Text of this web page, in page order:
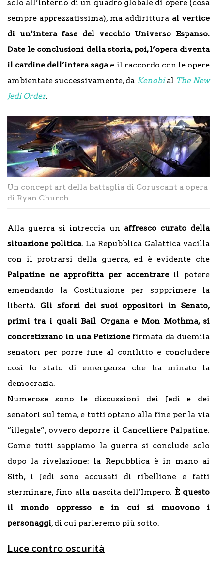
solo all’interno di un quadro globale di opere (cosa
sempre apprezzatissima), ma addirittura al vertice
di un’intera fase del vecchio Universo Espanso.
Date le conclusioni della storia, poi, l’opera diventa
il cardine dell’intera sagae il raccordo con le opere
ambientate successivamente, da Kenobial The New
Jedi Order.
Un concept art della battaglia di Coruscant a opera
di Ryan Church.
Alla guerra si intreccia un affresco curato della
situazione politica. La Repubblica Galattica vacilla
con il protrarsi della guerra, ed è evidente che
Palpatine ne approfitta per accentrare il potere
emendando la Costituzione per sopprimere la
libertà. Gli sforzi dei suoi oppositori in Senato,
primi tra i quali Bail Organa e Mon Mothma, si
concretizzano in una Petizionefirmata da duemila
senatori per porre fine al conflitto e concludere
così lo stato di emergenza che ha minato la
democrazia.
Numerose sono le discussioni dei Jedi e dei
senatori sul tema, e tutti optano alla fine per la via
“illegale”, ovvero deporre il Cancelliere Palpatine.
Come tutti sappiamo la guerra si conclude solo
dopo la rivelazione: la Repubblica è in mano ai
Sith, i Jedi sono accusati di ribellione e fatti
sterminare, fino alla nascita dell’Impero.È questo
il mondo oppresso e in cui si muovono i
personaggi, di cui parleremo più sotto.
Luce contro oscurità